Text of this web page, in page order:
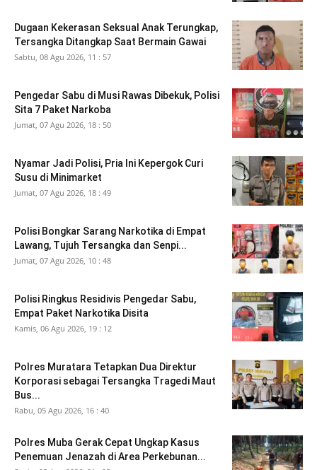
Dugaan Kekerasan Seksual Anak Terungkap,
Tersangka Ditangkap Saat Bermain Gawai
Sabtu, 08 Agu 2026, 11 : 57
Pengedar Sabu di Musi Rawas Dibekuk, Polisi
Sita 7 Paket Narkoba
Jumat, 07 Agu 2026, 18 : 50
Nyamar Jadi Polisi, Pria Ini Kepergok Curi
Susu di Minimarket
Jumat, 07 Agu 2026, 18 : 49
Polisi Bongkar Sarang Narkotika di Empat
Lawang, Tujuh Tersangka dan Senpi...
Jumat, 07 Agu 2026, 10 : 48
Polisi Ringkus Residivis Pengedar Sabu,
Empat Paket Narkotika Disita
Kamis, 06 Agu 2026, 19 : 12
Polres Muratara Tetapkan Dua Direktur
Korporasi sebagai Tersangka Tragedi Maut
Bus...
Rabu, 05 Agu 2026, 16 : 40
Polres Muba Gerak Cepat Ungkap Kasus
Penemuan Jenazah di Area Perkebunan...